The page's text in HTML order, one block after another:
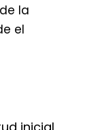
la
el
inicial